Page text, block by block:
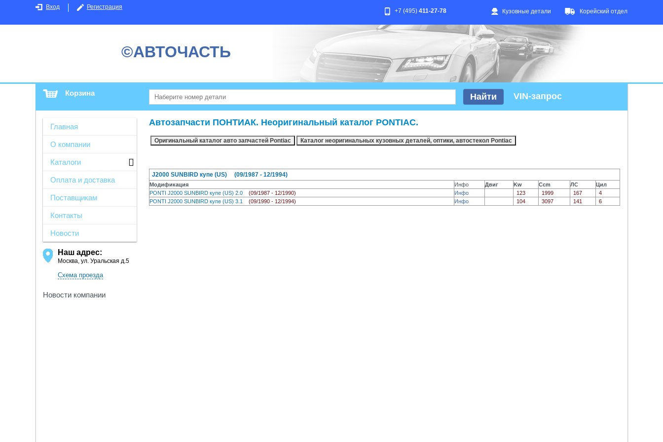
Вход Регистрация
Кузовные детали Корейский отдел
+7 (495) 411-27-78
©АВТОЧАСТЬ
Корзина VIN-запрос
Главная
О компании
Каталоги
Оплата и доставка
Поставщикам
Контакты
Новости
Наш адрес:
Москва, ул. Уральская д.5
Схема проезда
Новости компании
Автозапчасти ПОНТИАК. Неоригинальный каталог PONTIAC.
J2000 SUNBIRD купе (US) (09/1987 - 12/1994)
Модификация Инфо Двиг Kw Ccm ЛС
Цил
PONTI J2000 SUNBIRD купе (US) 2.0 (09/1987 - 12/1990) Инфо 123 1999 167
4
PONTI J2000 SUNBIRD купе (US) 3.1 (09/1990 - 12/1994) Инфо 104 3097 141 6